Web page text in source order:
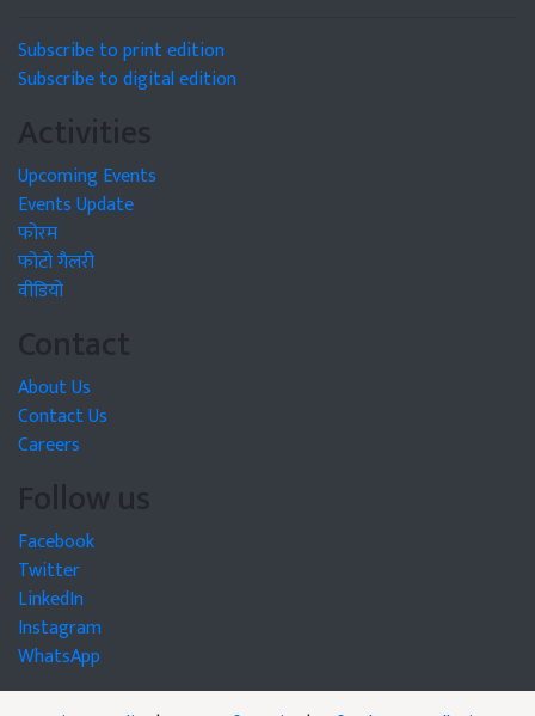
Subscribe to print edition
Subscribe to digital edition
Activities
Upcoming Events
Events Update
फोरम
फोटो गैलरी
वीडियो
Contact
About Us
Contact Us
Careers
Follow us
Facebook
Twitter
LinkedIn
Instagram
WhatsApp